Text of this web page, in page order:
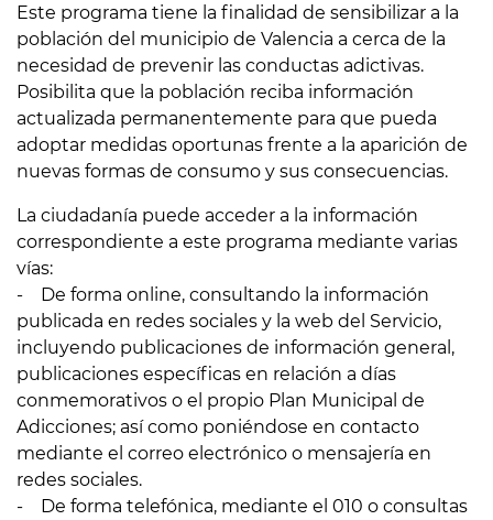
Este programa tiene la finalidad de sensibilizar a la
población del municipio de Valencia a cerca de la
necesidad de prevenir las conductas adictivas.
Posibilita que la población reciba información
actualizada permanentemente para que pueda
adoptar medidas oportunas frente a la aparición de
nuevas formas de consumo y sus consecuencias.
La ciudadanía puede acceder a la información
correspondiente a este programa mediante varias
vías:
- De forma online, consultando la información
publicada en redes sociales y la web del Servicio,
incluyendo publicaciones de información general,
publicaciones específicas en relación a días
conmemorativos o el propio Plan Municipal de
Adicciones; así como poniéndose en contacto
mediante el correo electrónico o mensajería en
redes sociales.
- De forma telefónica, mediante el 010 o consultas